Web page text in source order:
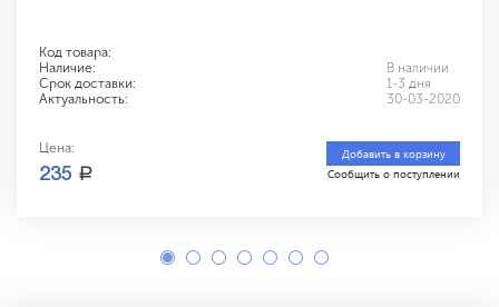
Код товара:
Наличие:
В наличии
Срок доставки:
1-3 дня
Актуальность:
30-03-2020
Цена:
235 a
Добавить в корзину
Сообщить о поступлении